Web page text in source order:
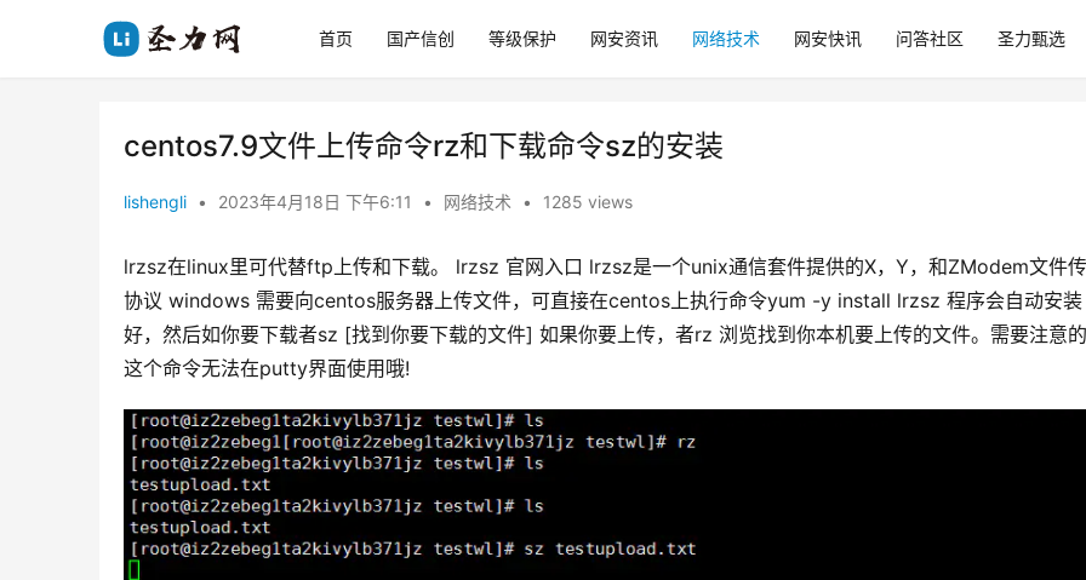
首页 国产信创 等级保护 网安资讯 网络技术 网安快讯 问答社区 圣力甄选
centos7.9文件上传命令rz和下载命令sz的安装
lishengli • 2023年4月18日 下午6:11 • 网络技术 • 1285 views
lrzsz在linux里可代替ftp上传和下载。 lrzsz 官网入口 lrzsz是一个unix通信套件提供的X，Y，和ZModem文件
协议 windows 需要向centos服务器上传文件，可直接在centos上执行命令yum -y install lrzsz 程序会自动安装
好，然后如你要下载者sz [找到你要下载的文件] 如果你要上传，者rz 浏览找到你本机要上传的文件。需要注意
这个命令无法在putty界面使用哦!